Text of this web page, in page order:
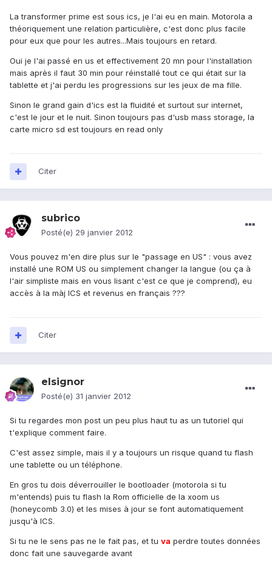
La transformer prime est sous ics, je l'ai eu en main. Motorola a
théoriquement une relation particulière, c'est donc plus facile
pour eux que pour les autres...Mais toujours en retard.
Oui je l'ai passé en us et effectivement 20 mn pour l'installation
mais après il faut 30 min pour réinstallé tout ce qui était sur la
tablette et j'ai perdu les progressions sur les jeux de ma fille.
Sinon le grand gain d'ics est la fluidité et surtout sur internet,
c'est le jour et le nuit. Sinon toujours pas d'usb mass storage, la
carte micro sd est toujours en read only
Citer
subrico
Posté(e) 29 janvier 2012
Vous pouvez m'en dire plus sur le "passage en US" : vous avez
installé une ROM US ou simplement changer la langue (ou ça à
l'air simpliste mais en vous lisant c'est ce que je comprend), eu
accès à la màj ICS et revenus en français ???
Citer
elsignor
Posté(e) 31 janvier 2012
Si tu regardes mon post un peu plus haut tu as un tutoriel qui
t'explique comment faire.
C'est assez simple, mais il y a toujours un risque quand tu flash
une tablette ou un téléphone.
En gros tu dois déverrouiller le bootloader (motorola si tu
m'entends) puis tu flash la Rom officielle de la xoom us
(honeycomb 3.0) et les mises à jour se font automatiquement
jusqu'à ICS.
Si tu ne le sens pas ne le fait pas, et tu va perdre toutes données
donc fait une sauvegarde avant